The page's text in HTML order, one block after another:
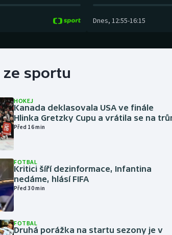
Dnes, 12:55-16:15
sportu
HOKEJ
Kanada deklasovala USA ve finále
Hlinka Gretzky Cupu a vrátila se na
Před 16 min
FOTBAL
Kritici šíří dezinformace, Infantina
nedáme, hlásí FIFA
Před 30 min
FOTBAL
Druhá porážka na startu sezony je v